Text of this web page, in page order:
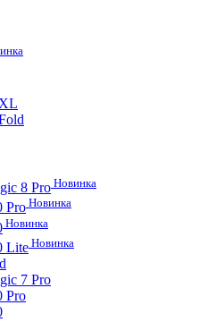
8 Pro Новинка
Pro Новинка
Новинка
Lite Новинка
7 Pro
Pro